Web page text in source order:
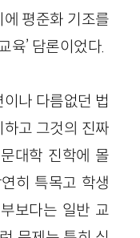
평준화 기조를
육’ 담론이었다.
나 다름없던 법
고 그것의 진짜
대학 진학에 몰
히 특목고 학생
보다는 일반 교